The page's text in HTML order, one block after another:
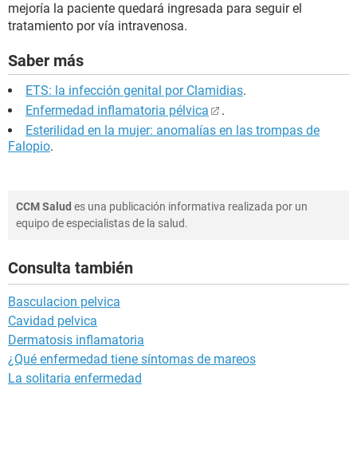
mejoría la paciente quedará ingresada para seguir el
tratamiento por vía intravenosa.
Saber más
ETS: la infección genital por Clamidias.
Enfermedad inflamatoria pélvica
.
Esterilidad en la mujer: anomalías en las trompas de
Falopio.
CCM Salud es una publicación informativa realizada por un
equipo de especialistas de la salud.
Consulta también
Basculacion pelvica
Cavidad pelvica
Dermatosis inflamatoria
¿Qué enfermedad tiene síntomas de mareos
La solitaria enfermedad